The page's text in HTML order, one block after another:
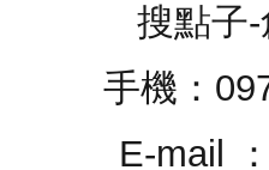
搜點子
手機：
E-mail ：